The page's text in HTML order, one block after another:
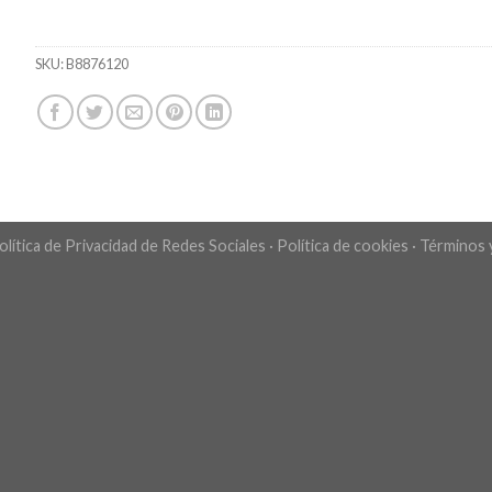
SKU:B8876120
de Privacidad de Redes Sociales · Política de cookies · Términos